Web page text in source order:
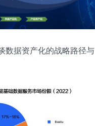
数据资产化的战略路径与